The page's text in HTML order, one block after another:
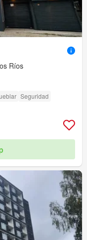
Ríos
Seguridad